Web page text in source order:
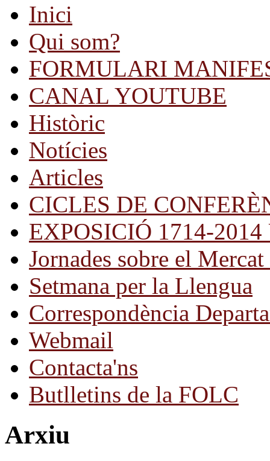
Inici
Qui som?
FORMULARI
CANAL YOUTUBE
Històric
Notícies
Articles
CICLES DE
EXPOSICIÓ 1714-
Jornades sobre el
Setmana per la Llengua
Correspondència
Webmail
Contacta'ns
Butlletins de la FOLC
Arxiu